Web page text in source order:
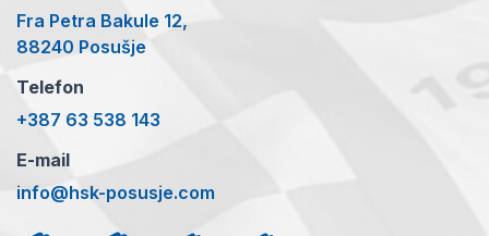
Fra Petra Bakule 12,
88240 Posušje
Telefon
+387 63 538 143
E-mail
info@hsk-posusje.com